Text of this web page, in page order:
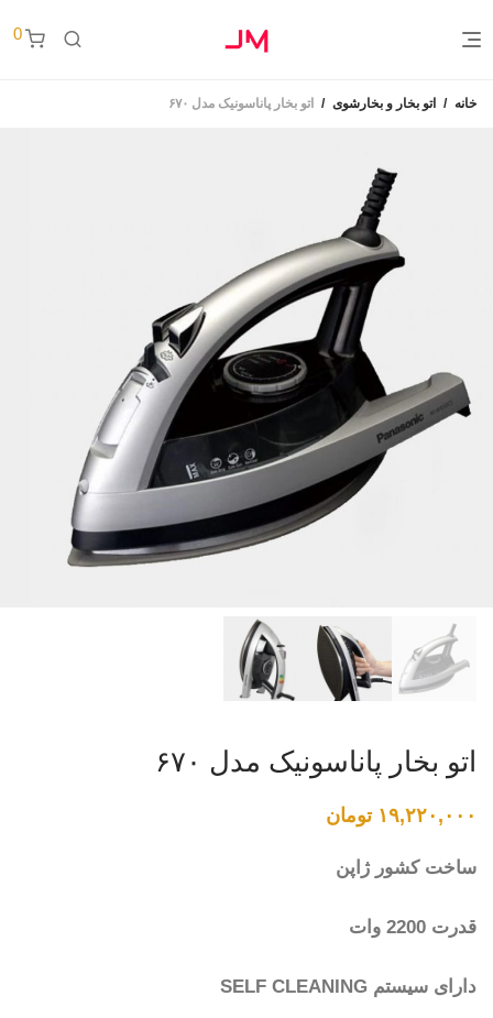
0
خانه / اتو بخار و بخارشوی / اتو بخار پاناسونیک مدل ۶۷۰
اتو بخار پاناسونیک مدل ۶۷۰
۱۹,۲۲۰,۰۰۰ تومان
ساخت کشور ژاپن
قدرت 2200 وات
دارای سیستم SELF CLEANING